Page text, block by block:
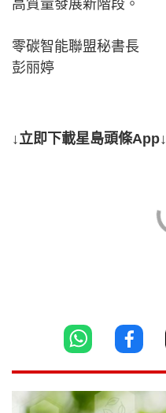
高質量發展新階段。
零碳智能聯盟秘書長
彭丽婷
↓立即下載星島頭條App↓